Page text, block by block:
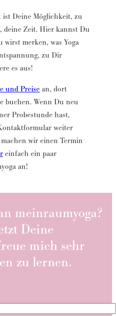
Deine Möglichkeit, zu
deine Zeit. Hier kannst Du
merken, was Yoga
zu Dir
es aus!
und Preise an, dort
buchen. Wenn Du neu
Probestunde hast,
weiter
wir einen Termin
einfach ein paar
an!
meinraumyoga?
Deine
mich sehr
zu lernen.